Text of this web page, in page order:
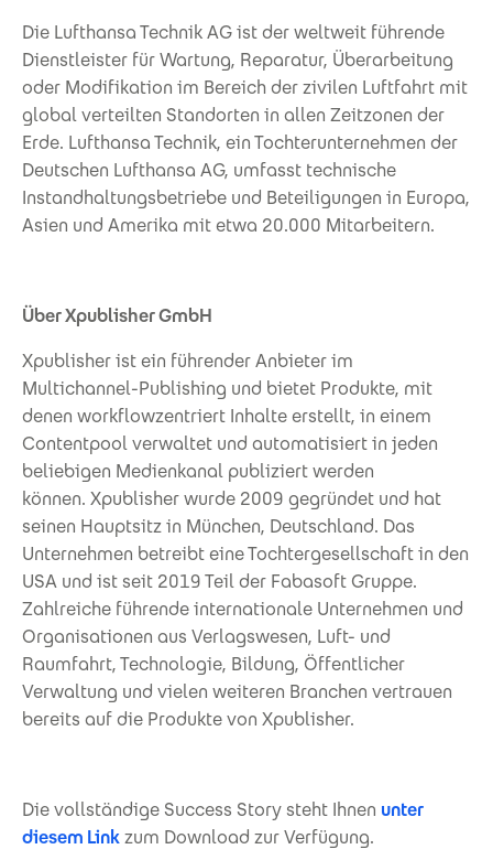
Die Lufthansa Technik AG ist der weltweit führende
Dienstleister für Wartung, Reparatur, Überarbeitung
oder Modifikation im Bereich der zivilen Luftfahrt mit
global verteilten Standorten in allen Zeitzonen der
Erde. Lufthansa Technik, ein Tochterunternehmen der
Deutschen Lufthansa AG, umfasst technische
Instandhaltungsbetriebe und Beteiligungen in Europa,
Asien und Amerika mit etwa 20.000 Mitarbeitern.
Über Xpublisher GmbH
Xpublisher ist ein führender Anbieter im
Multichannel-Publishing und bietet Produkte, mit
denen workflowzentriert Inhalte erstellt, in einem
Contentpool verwaltet und automatisiert in jeden
beliebigen Medienkanal publiziert werden
können. Xpublisher wurde 2009 gegründet und hat
seinen Hauptsitz in München, Deutschland. Das
Unternehmen betreibt eine Tochtergesellschaft in den
USA und ist seit 2019 Teil der Fabasoft Gruppe.
Zahlreiche fü­hrende internationale Unternehmen und
Organisationen aus Verlagswesen, Luft- und
Raumfahrt, Technologie, Bildung, Öffentlicher
Verwaltung und vielen weiteren Branchen vertrauen
bereits auf die Produkte von Xpublisher.
Die vollständige Success Story steht Ihnen unter
diesem Linkzum Download zur Verfügung.